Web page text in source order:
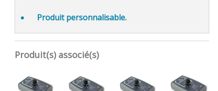
Produit personnalisable.
Produit(s) associé(s)